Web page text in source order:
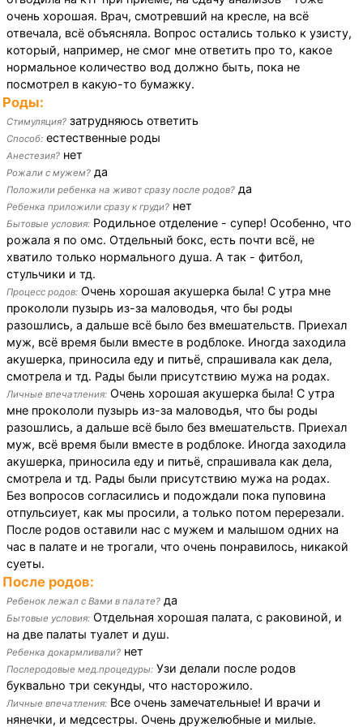
очень хорошая. Врач, смотревший на кресле, на всё
отвечала, всё объясняла. Вопрос остались только к узисту,
который, например, не смог мне ответить про то, какое
нормальное количество вод должно быть, пока не
посмотрел в какую-то бумажку.
Роды:
Стимуляция? затрудняюсь ответить
Способ: естественные роды
Анестезия? нет
Рожали с мужем? да
Положили ребенка на живот сразу после родов? да
Ребенка приложили сразу к груди? нет
Бытовые условия: Родильное отделение - супер! Особенно, что
рожала я по омс. Отдельный бокс, есть почти всё, не
хватило только нормального душа. А так - фитбол,
стульчики и тд.
Процесс родов: Очень хорошая акушерка была! С утра мне
прокололи пузырь из-за маловодья, что бы роды
разошлись, а дальше всё было без вмешательств. Приехал
муж, всё время были вместе в родблоке. Иногда заходила
акушерка, приносила еду и питьё, спрашивала как дела,
смотрела и тд. Рады были присутствию мужа на родах.
Личные впечатления: Очень хорошая акушерка была! С утра
мне прокололи пузырь из-за маловодья, что бы роды
разошлись, а дальше всё было без вмешательств. Приехал
муж, всё время были вместе в родблоке. Иногда заходила
акушерка, приносила еду и питьё, спрашивала как дела,
смотрела и тд. Рады были присутствию мужа на родах.
Без вопросов согласились и подождали пока пуповина
отпульсиует, как мы просили, а только потом перерезали.
После родов оставили нас с мужем и малышом одних на
час в палате и не трогали, что очень понравилось, никакой
суеты.
После родов:
Ребенок лежал с Вами в палате? да
Бытовые условия: Отдельная хорошая палата, с раковиной, и
на две палаты туалет и душ.
Ребенка докармливали? нет
Послеродовые мед.процедуры: Узи делали после родов
буквально три секунды, что насторожило.
Личные впечатления: Все очень замечательные! И врачи и
нянечки, и медсестры. Очень дружелюбные и милые.